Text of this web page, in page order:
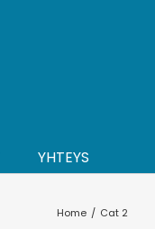
YHTEYS
Home Cat 2